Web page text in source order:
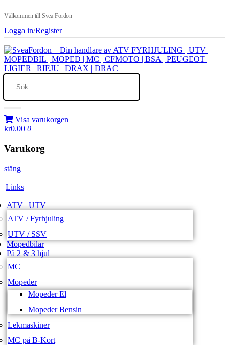
Välkommen till Svea Fordon
Logga in/Register
Visa varukorgen
kr0.00 0
Varukorg
stäng
Links
ATV | UTV
ATV / Fyrhjuling
UTV / SSV
Mopedbilar
På 2 & 3 hjul
MC
Mopeder
Mopeder El
Mopeder Bensin
Lekmaskiner
MC på B-Kort